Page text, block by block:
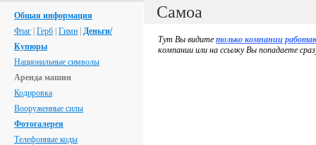
Общая информация
Флаг Герб Гимн Деньги/
Купюры
Национальные символы
Аренда машин
Кодировка
Вооруженные силы
Фотогалерея
Телефонные коды
Самоа
Тут Вы видите только компании
компании или на ссылку Вы попадаете